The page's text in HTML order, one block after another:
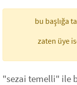
bu başlığa
zaten üye
"sezai temelli" ile